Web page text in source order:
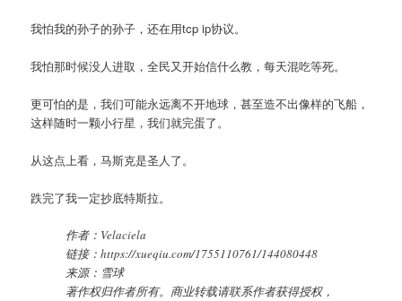
我怕我的孙子的孙子，还在用tcp ip协议。
我怕那时候没人进取，全民又开始信什么教，每天混吃等死。
更可怕的是，我们可能永远离不开地球，甚至造不出像样的飞船，
这样随时一颗小行星，我们就完蛋了。
从这点上看，马斯克是圣人了。
跌完了我一定抄底特斯拉。
作者：Velaciela
链接：https://xueqiu.com/1755110761/144080448
来源：雪球
著作权归作者所有。商业转载请联系作者获得授权，